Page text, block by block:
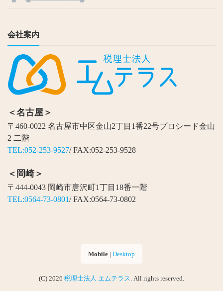
会社案内
＜名古屋＞
〒460-0022 名古屋市中区金山2丁目1番22号プロシード金山
2 二階
TEL:052-253-9527/ FAX:052-253-9528
＜岡崎＞
〒444-0043 岡崎市唐沢町1丁目18番一階
TEL:0564-73-0801/ FAX:0564-73-0802
Mobile | Desktop
(C) 2026 税理士法人 エムテラス . All rights reserved.